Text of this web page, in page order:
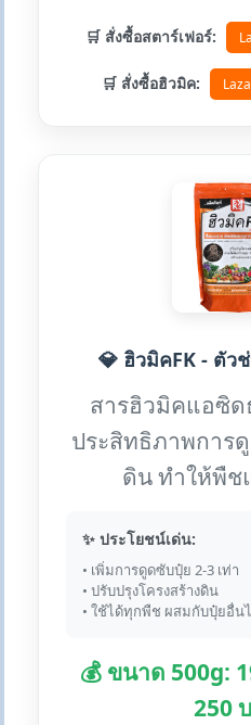
🛒 สั่งซื้อสตาร์เฟอร์:
🛒 สั่งซื้อฮิวมิค:
💎 ฮิวมิคFK - ตัว
สารฮิวมิคแอซิด
ประสิทธิภาพการ
ดิน ทำให้พืช
✨ ประโยชน์เด่น:
• เพิ่มการดูดซับปุ๋ย 2-3 เท่า
• ปรับปรุงโครงสร้างดิน
• ใช้ได้ทุกพืช ผสมกับปุ๋ยอื่น
💰 ขนาด 500g:
250